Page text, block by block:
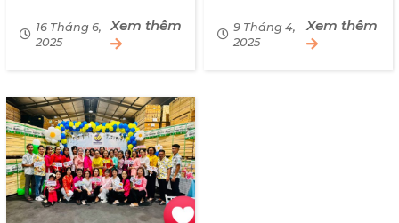
trồng ở nhiều nơi như
Indonesia, Việt Nam
16 Tháng 6,
2025
Xem thêm
trưởng ở độ cao từ thấp
đến trung bình, dọc
9 Tháng 4,
2025
Xem thêm